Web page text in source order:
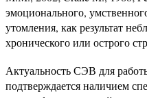
эмоционального,
утомления, как результат
хронического или острого
Актуальность СЭВ для
подтверждается наличием